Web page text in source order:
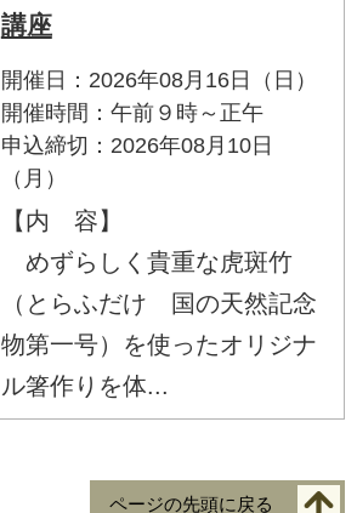
講座
開催日：2026年08月16日（日）
開催時間：午前９時～正午
申込締切：2026年08月10日
（月）
【内 容】
めずらしく貴重な虎斑竹
（とらふだけ 国の天然記念
物第一号）を使ったオリジナ
ル箸作りを体...
ページの先頭に戻る